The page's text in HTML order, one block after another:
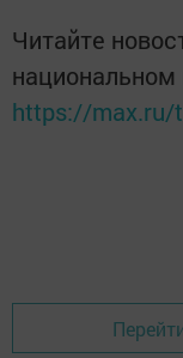
Читайте
https://max.ru/